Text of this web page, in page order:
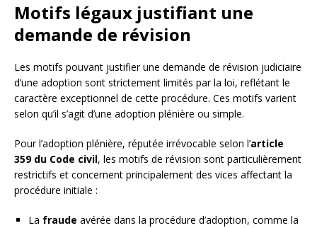
Motifs légaux justifiant une
demande de révision
Les motifs pouvant justifier une demande de révision judiciaire
d’une adoption sont strictement limités par la loi, reflétant le
caractère exceptionnel de cette procédure. Ces motifs varient
selon qu’il s’agit d’une adoption plénière ou simple.
Pour l’adoption plénière, réputée irrévocable selon l’article
359 du Code civil, les motifs de révision sont particulièrement
restrictifs et concernent principalement des vices affectant la
procédure initiale :
La fraude avérée dans la procédure d’adoption, comme la